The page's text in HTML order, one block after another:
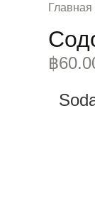
Главная
฿